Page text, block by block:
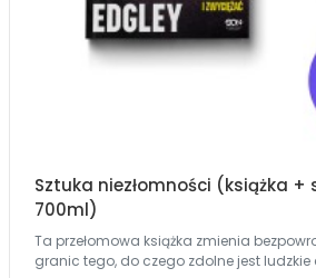
Sztuka niezłomności (książka +
700ml)
Ta przełomowa książka zmienia
granic tego, do czego zdolne jest ludzkie